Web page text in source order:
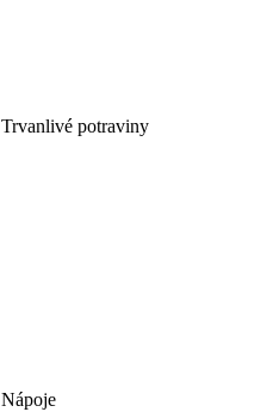
Trvanlivé potraviny
Nápoje